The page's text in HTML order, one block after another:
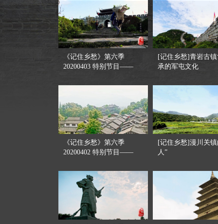
《记住乡愁》第六季
20200403 特别节目——
[记住乡愁]青岩古
承的军屯文化
《记住乡愁》第六季
20200402 特别节目——
[记住乡愁]漫川关镇
人”